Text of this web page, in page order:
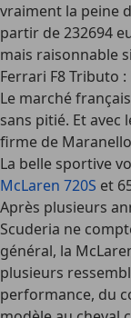
vraiment la peine
partir de 232694
mais raisonnable
Ferrari F8 Tributo
Le marché
sans pitié. Et avec
firme de
La belle sportive
McLaren 720S et
Après plusieurs
Scuderia ne
général, la
plusieurs
performance, du